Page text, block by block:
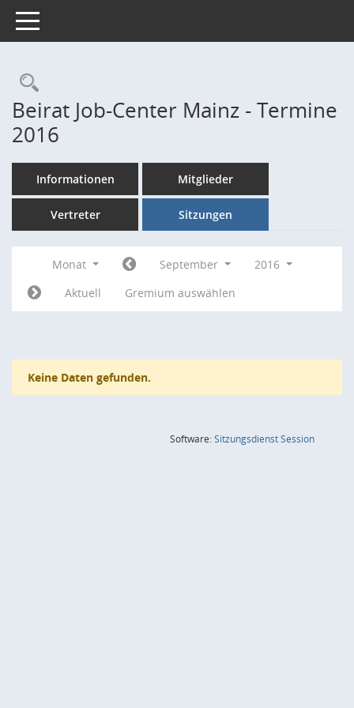
Toggle navigation
Rechercheauswahl
Beirat Job-Center Mainz - Termine
2016
Informationen Mitglieder
Vertreter Sitzungen
Monat September
2016
Aktuell
Gremium auswählen
Keine Daten gefunden.
Software:SitzungsdienstSession(Wird in